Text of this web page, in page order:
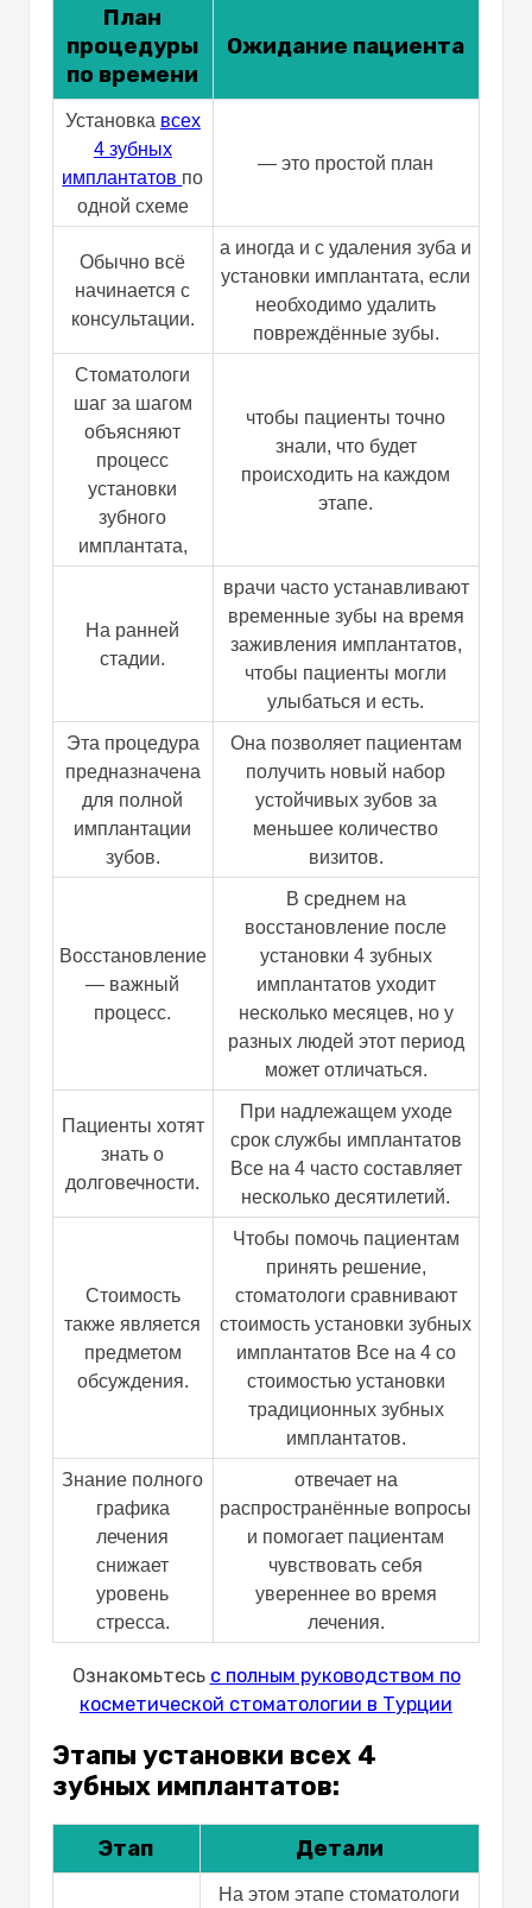
успеха:-
Почему Mavidenta — лучшее место для
установки зубных имплантатов Все на
4?
Заключение
Часто задаваемые вопросы
Сколько времени занимает
установка зубных имплантатов?
Нужно ли мне сначала удалить
зубы?
Является ли лечение
болезненным?
Сколько стоят зубные имплантаты
Все на 4?
Что будет, если сначала не
вылечить заболевание дёсен?
Ощущаются ли имплантаты как
настоящие зубы?
результаты?
План
процедуры
по времени
Ожидание пациента
Установка всех
4 зубных
имплантатов по
одной схеме
— это простой план
Обычно всё
начинается с
консультации.
а иногда и с удаления зуба и
установки имплантата, если
необходимо удалить
повреждённые зубы.
Стоматологи
шаг за шагом
объясняют
процесс
установки
зубного
имплантата,
чтобы пациенты точно
знали, что будет
происходить на каждом
этапе.
На ранней
стадии.
врачи часто устанавливают
временные зубы на время
заживления имплантатов,
чтобы пациенты могли
улыбаться и есть.
Эта процедура
предназначена
для полной
имплантации
зубов.
Она позволяет пациентам
получить новый набор
устойчивых зубов за
меньшее количество
визитов.
Восстановление
— важный
процесс.
В среднем на
восстановление после
установки 4 зубных
имплантатов уходит
несколько месяцев, но у
разных людей этот период
может отличаться.
Пациенты хотят
знать о
долговечности.
При надлежащем уходе
срок службы имплантатов
Все на 4 часто составляет
несколько десятилетий.
Стоимость
также является
предметом
обсуждения.
Чтобы помочь пациентам
принять решение,
стоматологи сравнивают
стоимость установки зубных
имплантатов Все на 4 со
стоимостью установки
традиционных зубных
имплантатов.
Знание полного
графика
лечения
снижает
уровень
стресса.
отвечает на
распространённые вопросы
и помогает пациентам
чувствовать себя
увереннее во время
лечения.
Ознакомьтесь с полным руководством по
косметической стоматологии в Турции
Этапы установки всех 4
зубных имплантатов:
Этап Детали
На этом этапе стоматологи